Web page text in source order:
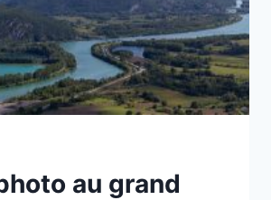
LE
COL
DU
LINDAR
au grand